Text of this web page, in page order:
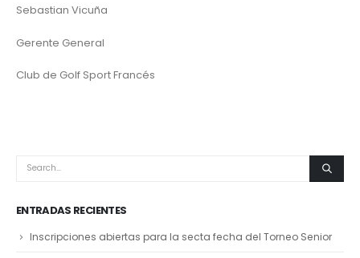
Sebastian Vicuña
Gerente General
Club de Golf Sport Francés
ENTRADAS RECIENTES
Inscripciones abiertas para la secta fecha del Torneo Senior